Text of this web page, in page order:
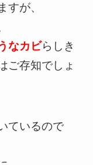
すが、
なカビらしき
ご存知でしょ
ているので